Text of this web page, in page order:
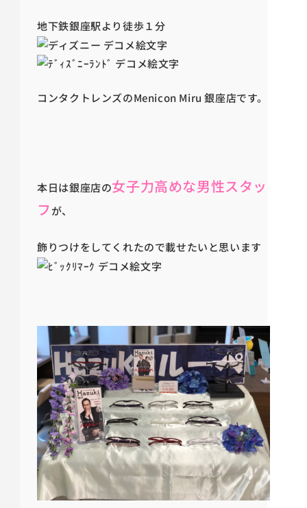
地下鉄銀座駅より徒歩１分
コンタクトレンズのMenicon Miru 銀座店です。
本日は銀座店の女子力高めな男性スタッ
フが、
飾りつけをしてくれたので載せたいと思います